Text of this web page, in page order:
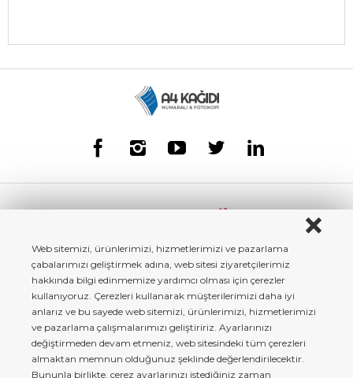
Web sitemizi, ürünlerimizi, hizmetlerimizi ve pazarlama
çabalarımızı geliştirmek adına, web sitesi ziyaretçilerimiz
hakkında bilgi edinmemize yardımcı olması için çerezler
kullanıyoruz. Çerezleri kullanarak müşterilerimizi daha iyi
anlarız ve bu sayede web sitemizi, ürünlerimizi, hizmetlerimizi
ve pazarlama çalışmalarımızı geliştiririz. Ayarlarınızı
değiştirmeden devam etmeniz, web sitesindeki tüm çerezleri
almaktan memnun olduğunuz şeklinde değerlendirilecektir.
Bununla birlikte, çerez ayarlarınızı istediğiniz zaman